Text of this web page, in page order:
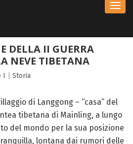
DELLA II GUERRA
NEVE TIBETANA
I Storia
di Langgong – “casa” del
tibetana di Mainling, a lungo
del mondo per la sua posizione
lontana dai rumori delle